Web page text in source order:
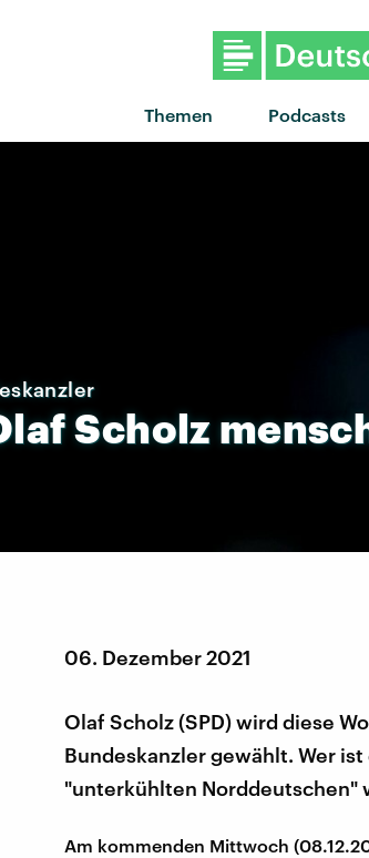
Themen Podcasts
Scholz
06. Dezember 2021
Olaf Scholz (SPD) wird diese
Bundeskanzler gewählt. Wer
"unterkühlten Norddeutschen"
Am kommenden Mittwoch